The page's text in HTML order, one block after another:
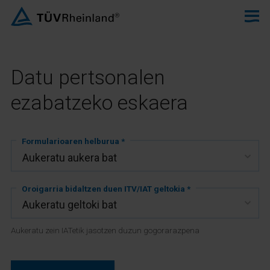
Datu pertsonalen
ezabatzeko eskaera
Formularioaren helburua *
Oroigarria bidaltzen duen ITV/IAT geltokia *
Aukeratu zein IATetik jasotzen duzun gogorarazpena